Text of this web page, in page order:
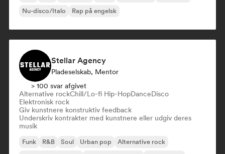
Nu-disco/Italo
Rap på engelsk
Stellar Agency
Pladeselskab, Mentor
> 100 svar afgivet
Alternative rockChill/Lo-fi Hip-HopDanceDisco
Elektronisk rock
Giv kunstnere konstruktiv feedback
Underskriv kontrakter med kunstnere eller udgiv deres
musik
Funk R&B Soul Urban pop
Alternative rock